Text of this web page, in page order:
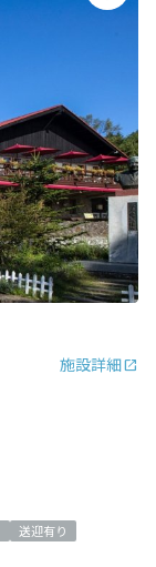
施設詳細
送迎有り